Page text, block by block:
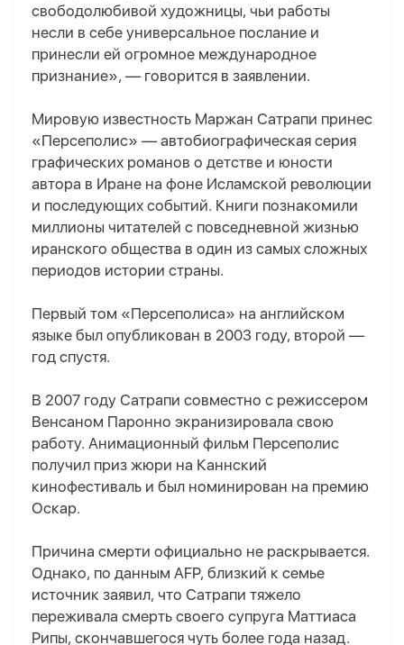
свободолюбивой художницы, чьи работы
несли в себе универсальное послание и
принесли ей огромное международное
признание», — говорится в заявлении.
Мировую известность Маржан Сатрапи принес
«Персеполис» — автобиографическая серия
графических романов о детстве и юности
автора в Иране на фоне Исламской революции
и последующих событий. Книги познакомили
миллионы читателей с повседневной жизнью
иранского общества в один из самых сложных
периодов истории страны.
Первый том «Персеполиса» на английском
языке был опубликован в 2003 году, второй —
год спустя.
В 2007 году Сатрапи совместно с режиссером
Венсаном Паронно экранизировала свою
работу. Анимационный фильм Персеполис
получил приз жюри на Каннский
кинофестиваль и был номинирован на премию
Оскар.
Причина смерти официально не раскрывается.
Однако, по данным AFP, близкий к семье
источник заявил, что Сатрапи тяжело
переживала смерть своего супруга Маттиаса
Рипы, скончавшегося чуть более года назад.